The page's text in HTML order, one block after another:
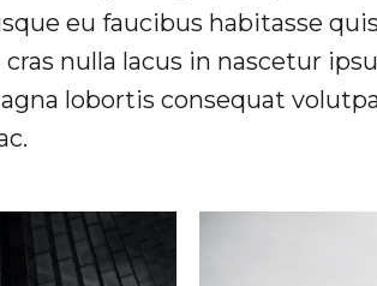
eu faucibus habitasse
cras nulla lacus in nascetur
lobortis consequat